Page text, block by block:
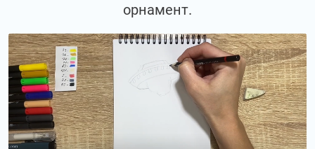
орнамент.